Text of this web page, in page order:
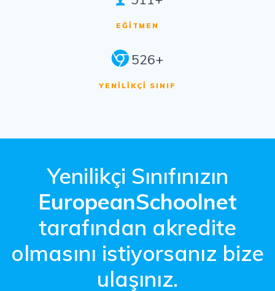
EĞITMEN
526+
YENILIKÇI SINIF
Yenilikçi Sınıfınızın
EuropeanSchoolnet
tarafından akredite
olmasını istiyorsanız bize
ulaşınız.